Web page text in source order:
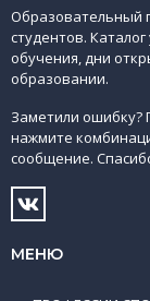
Образовательный
студентов.
обучения, дни
образовании.
Заметили ошибку?
нажмите
сообщение.
МЕНЮ